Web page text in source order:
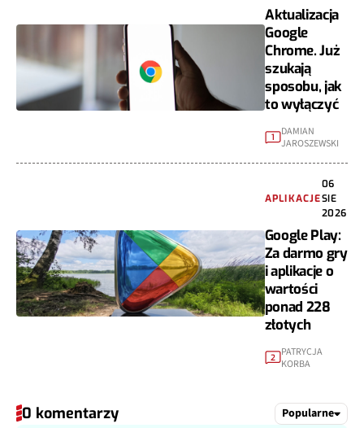
Aktualizacja
Google
Chrome. Już
szukają
sposobu, jak
to wyłączyć
1
DAMIAN
JAROSZEWSKI
APLIKACJE
06
SIE
2026
Google Play:
Za darmo gry
i aplikacje o
wartości
ponad 228
złotych
2
PATRYCJA
KORBA
0 komentarzy Popularne